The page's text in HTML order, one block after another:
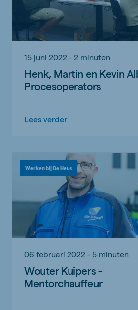
15 juni 2022 - 2 minuten
Henk, Martin en Kevin
Procesoperators
Lees verder
Werken bij De Heus
06 februari 2022 - 5 minuten
Wouter Kuipers -
Mentorchauffeur